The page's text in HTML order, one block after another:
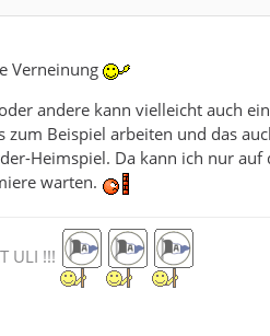
Verneinung
andere kann vielleicht auch
zum Beispiel arbeiten und das
Heimspiel. Da kann ich nur auf
warten.
ULI !!!